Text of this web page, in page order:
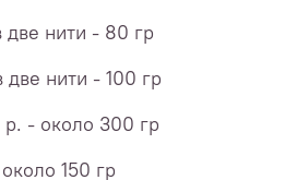
нити - 80 гр
нити - 100 гр
- около 300 гр
150 гр